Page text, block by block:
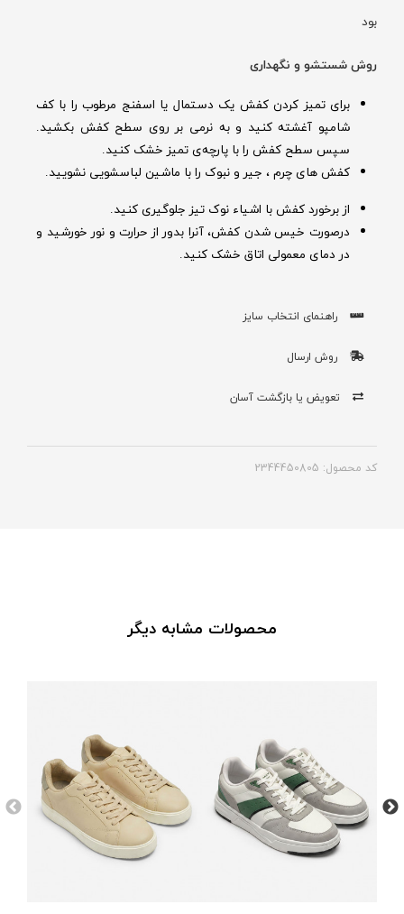
بود
روش شستشو و نگهداری
برای تمیز کردن کفش یک دستمال یا اسفنج مرطوب را با کف
شامپو آغشته کنید و به نرمی بر روی سطح کفش بکشید.
سپس سطح کفش را با پارچه‌ی تمیز خشک کنید.
کفش های چرم ، جیر و نبوک را با ماشین لباسشویی نشویید.
از برخورد کفش با اشیاء نوک تیز جلوگیری کنید.
درصورت خیس شدن کفش‌، آنرا بدور از حرارت و نور خورشید و
در دمای معمولی اتاق خشک کنید.
راهنمای انتخاب سایز
روش ارسال
تعویض یا بازگشت آسان
کد محصول: 2344450805
محصولات مشابه دیگر